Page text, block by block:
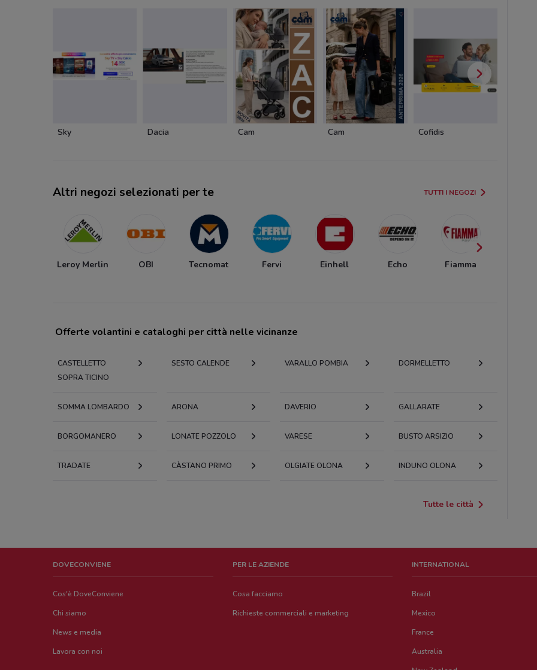
Sky Dacia Cam Cam Cofidis
Altri negozi selezionati per te TUTTI I NEGOZI
Leroy Merlin OBI Tecnomat Fervi Einhell Echo Fiamma
Offerte volantini e cataloghi per città nelle vicinanze
CASTELLETTO
SOPRA TICINO
SESTO CALENDE VARALLO POMBIA DORMELLETTO
SOMMA LOMBARDO ARONA DAVERIO GALLARATE
BORGOMANERO LONATE POZZOLO VARESE BUSTO ARSIZIO
TRADATE CÀSTANO PRIMO OLGIATE OLONA INDUNO OLONA
Tutte le città
DOVECONVIENE
Cos'è DoveConviene
Chi siamo
News e media
Lavora con noi
PER LE AZIENDE
Cosa facciamo
Richieste commerciali e marketing
INTERNATIONAL
Brazil
Mexico
France
Australia